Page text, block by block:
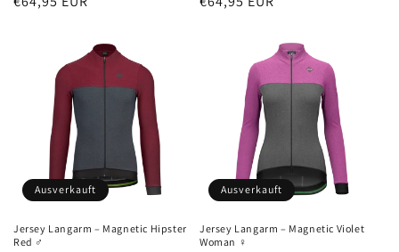
Ausverkauft
Jersey Langarm – Magnetic Hipster
Red ♂
Ausverkauft
Jersey Langarm – Magnetic Violet
Woman ♀